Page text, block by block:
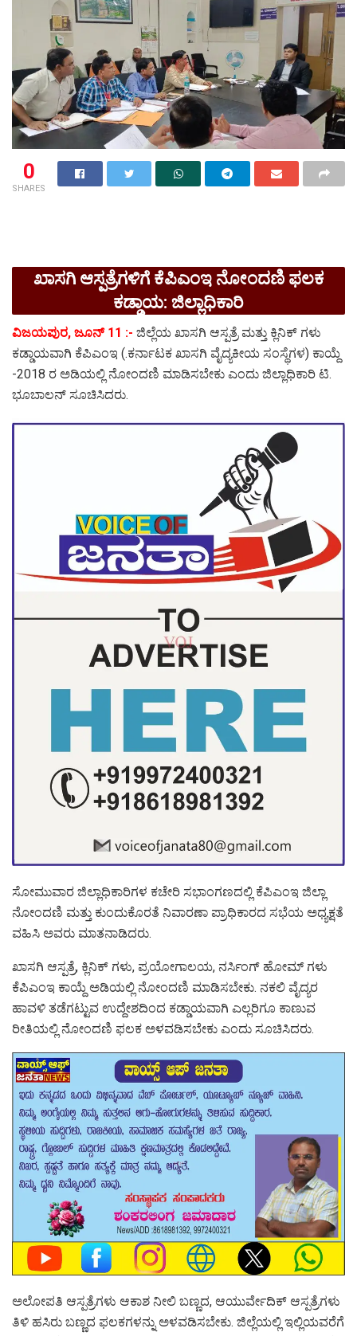
0
SHARES
ಖಾಸಗಿ ಆಸ್ಪತ್ರೆಗಳಿಗೆ ಕೆಪಿಎಂಇ ನೋಂದಣಿ ಫಲಕ
ಕಡ್ಡಾಯ: ಜಿಲ್ಲಾಧಿಕಾರಿ
ವಿಜಯಪುರ, ಜೂನ್ 11 :- ಜಿಲ್ಲೆಯ ಖಾಸಗಿ ಆಸ್ಪತ್ರೆ ಮತ್ತು ಕ್ಲಿನಿಕ್ ಗಳು
ಕಡ್ಡಾಯವಾಗಿ ಕೆಪಿಎಂಇ (.ಕರ್ನಾಟಕ ಖಾಸಗಿ ವೈದ್ಯಕೀಯ ಸಂಸ್ಥೆಗಳ) ಕಾಯ್ದೆ
-2018 ರ ಅಡಿಯಲ್ಲಿ ನೋಂದಣಿ ಮಾಡಿಸಬೇಕು ಎಂದು ಜಿಲ್ಲಾಧಿಕಾರಿ ಟಿ.
ಭೂಬಾಲನ್ ಸೂಚಿಸಿದರು.
ಸೋಮುವಾರ ಜಿಲ್ಲಾಧಿಕಾರಿಗಳ ಕಚೇರಿ ಸಭಾಂಗಣದಲ್ಲಿ ಕೆಪಿಎಂಇ ಜಿಲ್ಲಾ
ನೋಂದಣಿ ಮತ್ತು ಕುಂದುಕೊರತೆ ನಿವಾರಣಾ ಪ್ರಾಧಿಕಾರದ ಸಭೆಯ ಅಧ್ಯಕ್ಷತೆ
ವಹಿಸಿ ಅವರು ಮಾತನಾಡಿದರು.
ಖಾಸಗಿ ಆಸ್ಪತ್ರೆ, ಕ್ಲಿನಿಕ್ ಗಳು, ಪ್ರಯೋಗಾಲಯ, ನರ್ಸಿಂಗ್ ಹೋಮ್ ಗಳು
ಕೆಪಿಎಂಇ ಕಾಯ್ದೆ ಅಡಿಯಲ್ಲಿ ನೋಂದಣಿ ಮಾಡಿಸಬೇಕು. ನಕಲಿ ವೈದ್ಯರ
ಹಾವಳಿ ತಡೆಗಟ್ಟುವ ಉದ್ದೇಶದಿಂದ ಕಡ್ಡಾಯವಾಗಿ ಎಲ್ಲರಿಗೂ ಕಾಣುವ
ರೀತಿಯಲ್ಲಿ ನೋಂದಣಿ ಫಲಕ ಅಳವಡಿಸಬೇಕು ಎಂದು ಸೂಚಿಸಿದರು.
ಅಲೋಪತಿ ಆಸ್ಪತ್ರೆಗಳು ಆಕಾಶ ನೀಲಿ ಬಣ್ಣದ, ಆಯುರ್ವೇದಿಕ್ ಆಸ್ಪತ್ರೆಗಳು
ತಿಳಿ ಹಸಿರು ಬಣ್ಣದ ಫಲಕಗಳನ್ನು ಅಳವಡಿಸಬೇಕು. ಜಿಲ್ಲೆಯಲ್ಲಿ ಇಲ್ಲಿಯವರೆಗೆ